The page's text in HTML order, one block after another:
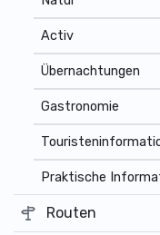
Activ
Übernachtungen
Gastronomie
Praktische
Routen